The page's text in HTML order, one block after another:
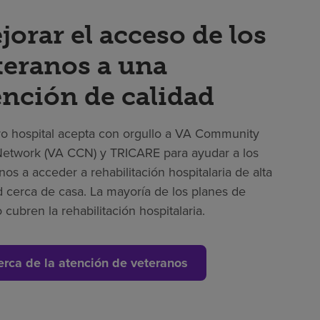
el acceso de los
a una
de calidad
hospital acepta con orgullo a VA Community
(VA CCN) y TRICARE para ayudar a los
a acceder a rehabilitación hospitalaria de alta
cerca de casa. La mayoría de los planes de
cubren la rehabilitación hospitalaria.
de la atención de veteranos